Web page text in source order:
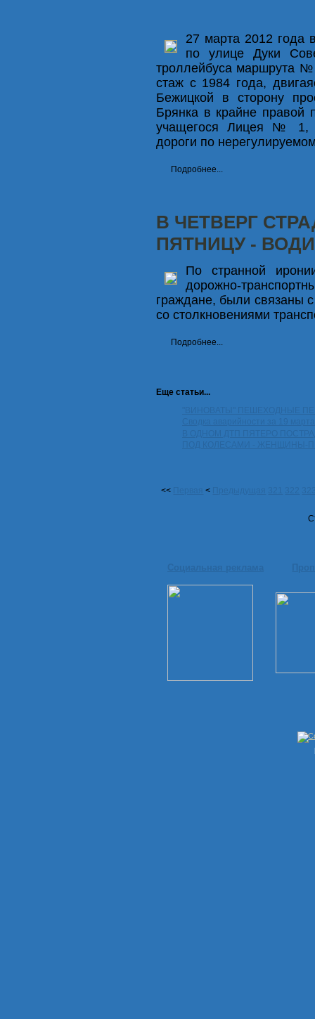
27 марта 2012 года
по улице Дуки
троллейбуса маршрута №
стаж с 1984 года,
Бежицкой в сторону
Брянка в крайне правой
учащегося Лицея № 1,
дороги по
Подробнее...
В ЧЕТВЕРГ
ПЯТНИЦУ -
По странной
дорожно-
граждане, были связаны
со столкновениями
Подробнее...
Еще статьи...
<< <